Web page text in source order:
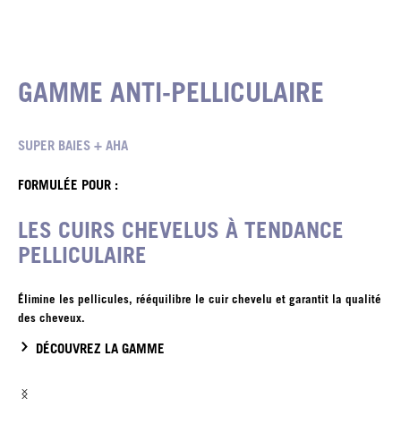
GAMME ANTI-PELLICULAIRE
SUPER BAIES + AHA
FORMULÉE POUR :
LES CUIRS CHEVELUS À TENDANCE
PELLICULAIRE
Élimine les pellicules, rééquilibre le cuir chevelu et garantit la qualité
des cheveux.
DÉCOUVREZ LA GAMME